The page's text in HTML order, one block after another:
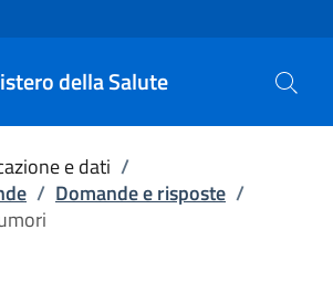
della Salute
e dati /
/ Domande e risposte /